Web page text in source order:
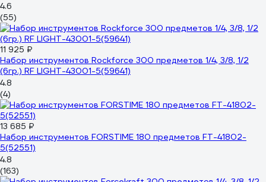
4.6
(55)
11 925 ₽
Набор инструментов Rockforce 300 предметов 1/4, 3/8, 1/2
(6гр.) RF LIGHT-43001-5(59641)
4.8
(4)
13 685 ₽
Набор инструментов FORSTIME 180 предметов FT-41802-
5(52551)
4.8
(163)